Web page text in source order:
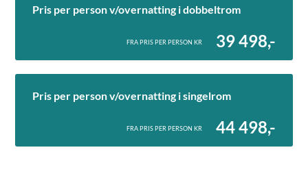
Pris per person v/overnatting i dobbeltrom
FRA PRIS PER PERSON KR 39 498,-
Pris per person v/overnatting i singelrom
FRA PRIS PER PERSON KR 44 498,-